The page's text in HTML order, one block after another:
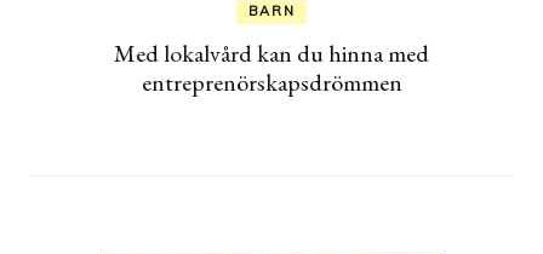
BARN
Med lokalvård kan du hinna med
entreprenörskapsdrömmen